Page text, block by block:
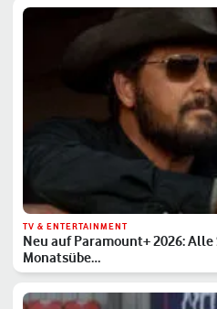
TV & ENTERTAINMENT
Neu auf Paramount+ 2026:
Monatsübe…